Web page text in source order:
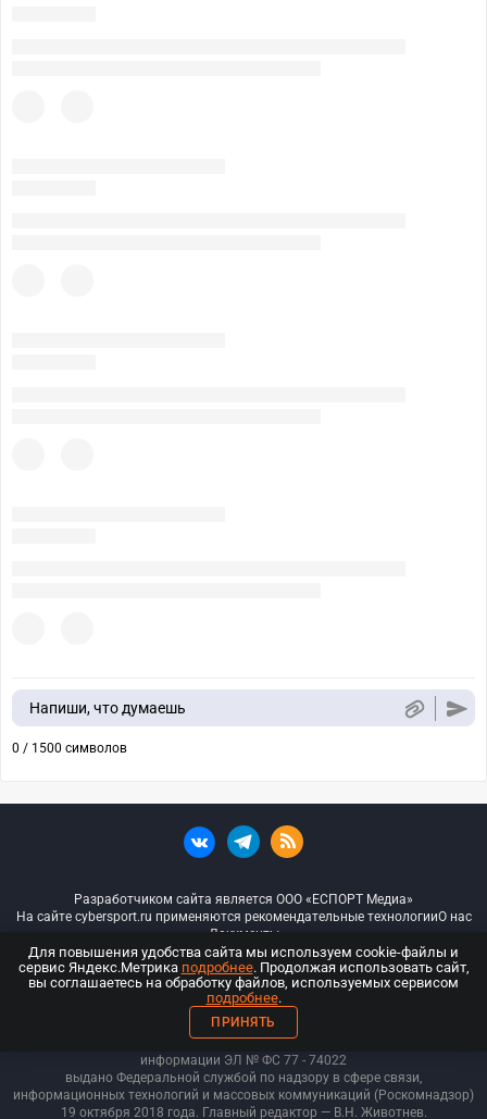
Напиши, что думаешь
0 / 1500 символов
Разработчиком сайта является ООО «ЕСПОРТ Медиа»
На сайте cybersport.ru применяются рекомендательные технологииО нас
Документы
© ООО «Киберспорт.ру» — Все права защищены
18+
ООО «Киберспорт.ру». Свидетельство о регистрации средств массовой
информации ЭЛ № ФС 77 - 74022
выдано Федеральной службой по надзору в сфере связи,
информационных технологий и массовых коммуникаций (Роскомнадзор)
19 октября 2018 года. Главный редактор — В.Н. Животнев.
Для повышения удобства сайта мы используем cookie-файлы и
сервис Яндекс.Метрика подробнее. Продолжая использовать сайт,
вы соглашаетесь на обработку файлов, используемых сервисом
подробнее.
ПРИНЯТЬ